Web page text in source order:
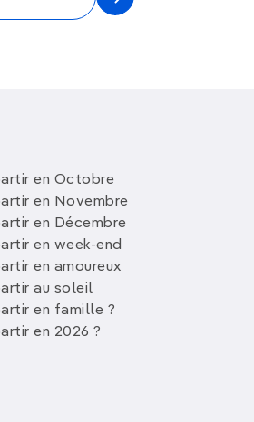
en Octobre
en Novembre
en Décembre
en week-end
en amoureux
au soleil
en famille ?
en 2026 ?